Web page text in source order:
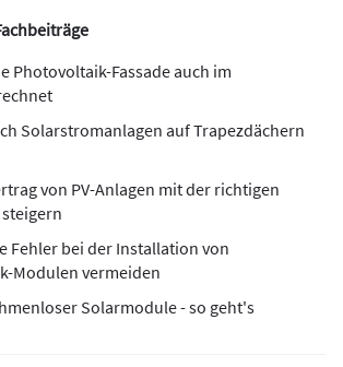
Photovoltaik-Fassade auch im
Solarstromanlagen auf Trapezdächern
von PV-Anlagen mit der richtigen
Fehler bei der Installation von
Modulen vermeiden
Solarmodule - so geht's